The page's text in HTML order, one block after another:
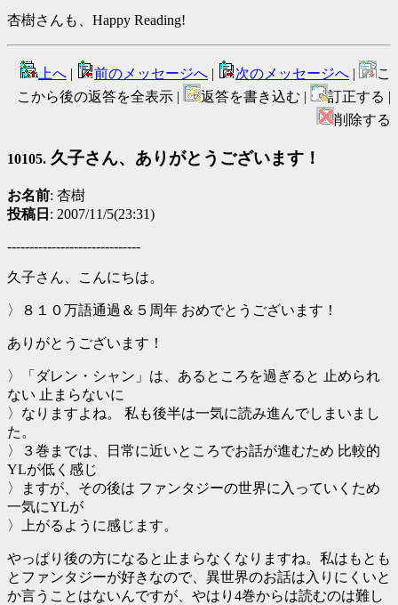
杏樹さんも、Happy Reading!
上へ | 前のメッセージへ | 次のメッセージへ |
こ
こから後の返答を全表示 |
返答を書き込む |
訂正する |
削除する
10105. 久子さん、ありがとうございます！
お名前: 杏樹
投稿日 : 2007/11/5(23:31)
------------------------------
久子さん、こんにちは。
〉８１０万語通過＆５周年 おめでとうございます！
ありがとうございます！
〉「ダレン・シャン」は、あるところを過ぎると 止められ
ない 止まらないに
〉なりますよね。 私も後半は一気に読み進んでしまいまし
た。
〉３巻までは、日常に近いところでお話が進むため 比較的
YLが低く感じ
〉ますが、その後は ファンタジーの世界に入っていくため
一気にYLが
〉上がるように感じます。
やっぱり後の方になると止まらなくなりますね。私はもとも
とファンタジーが好きなので、異世界のお話は入りにくいと
か言うことはないんですが、やはり4巻からは読むのは難し